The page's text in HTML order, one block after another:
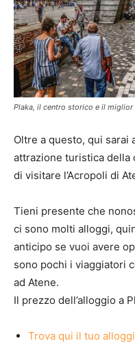
Plaka, il centro storico e il
Oltre a questo, qui sarai
attrazione turistica della
di visitare l’Acropoli di
Tieni presente che
ci sono molti alloggi,
anticipo se vuoi avere
sono pochi i viaggiatori
ad Atene.
Il prezzo dell’alloggio a
Trova qui il tuo